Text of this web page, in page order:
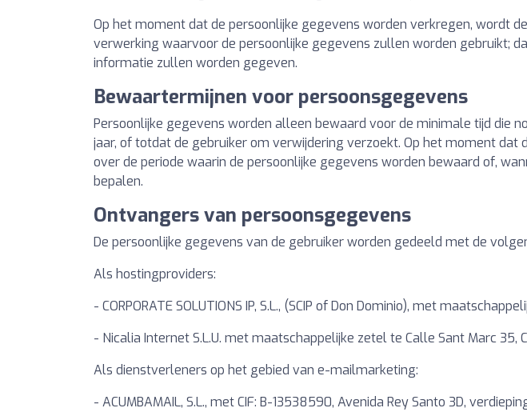
Op het moment dat de persoonlijke gegevens worden verkregen, wordt
verwerking waarvoor de persoonlijke gegevens zullen worden gebruikt;
informatie zullen worden gegeven.
Bewaartermijnen voor persoonsgegevens
Persoonlijke gegevens worden alleen bewaard voor de minimale tijd die
jaar, of totdat de gebruiker om verwijdering verzoekt. Op het moment
over de periode waarin de persoonlijke gegevens worden bewaard of,
bepalen.
Ontvangers van persoonsgegevens
De persoonlijke gegevens van de gebruiker worden gedeeld met de
Als hostingproviders:
- CORPORATE SOLUTIONS IP, S.L., (SCIP of Don Dominio), met
- Nicalia Internet S.L.U. met maatschappelijke zetel te Calle Sant Marc 35,
Als dienstverleners op het gebied van e-mailmarketing:
- ACUMBAMAIL, S.L., met CIF: B-13538590, Avenida Rey Santo 3D,